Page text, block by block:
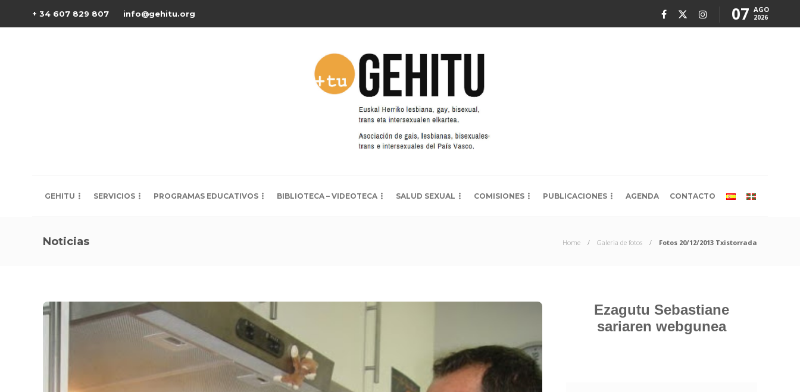
+ 34 607 829 807 info@gehitu.org 07 AGO
2026
GEHITU SERVICIOS PROGRAMAS EDUCATIVOS BIBLIOTECA – VIDEOTECA SALUD SEXUAL COMISIONES PUBLICACIONES AGENDA CONTACTO
Noticias Home Galeria de fotos Fotos 20/12/2013 Txistorrada
Ezagutu Sebastiane
sariaren webgunea